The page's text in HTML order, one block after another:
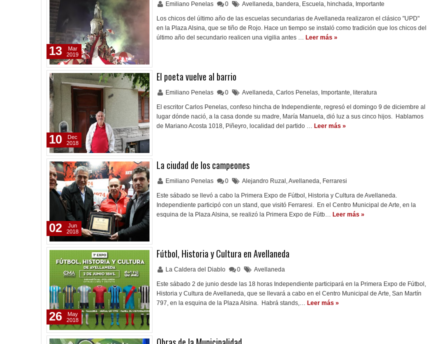
Emiliano Penelas 0 Avellaneda, bandera, Escuela, hinchada, Importante
Los chicos del último año de las escuelas secundarias de Avellaneda realizaron el clásico "UPD"
en la Plaza Alsina, que se tiño de Rojo. Hace un tiempo se instaló como tradición que los chicos del
último año del secundario realicen una vigilia antes … Leer más »
13
Mar
2019
El poeta vuelve al barrio
Emiliano Penelas 0 Avellaneda, Carlos Penelas, Importante, literatura
El escritor Carlos Penelas, confeso hincha de Independiente, regresó el domingo 9 de diciembre al
lugar dónde nació, a la casa donde su madre, María Manuela, dió luz a sus cinco hijos. Hablamos
de Mariano Acosta 1018, Piñeyro, localidad del partido … Leer más »
10
Dec
2018
La ciudad de los campeones
Emiliano Penelas 0 Alejandro Ruzal ,Avellaneda, Ferraresi
Este sábado se llevó a cabo la Primera Expo de Fútbol, Historia y Cultura de Avellaneda.
Independiente participó con un stand, que visitó Ferraresi. En el Centro Municipal de Arte, en la
esquina de la Plaza Alsina, se realizó la Primera Expo de Fútb… Leer más »
02
Jun
2018
Fútbol, Historia y Cultura en Avellaneda
La Caldera del Diablo 0 Avellaneda
Este sábado 2 de junio desde las 18 horas Independiente participará en la Primera Expo de Fútbol,
Historia y Cultura de Avellaneda, que se llevará a cabo en el Centro Municipal de Arte, San Martín
797, en la esquina de la Plaza Alsina. Habrá stands,… Leer más »
26
May
2018